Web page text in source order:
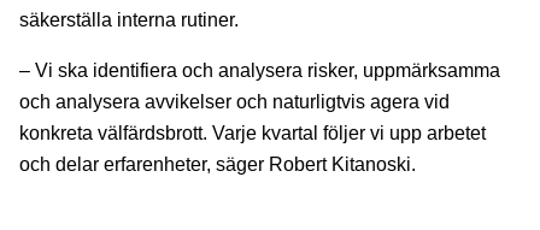
säkerställa interna rutiner.
– Vi ska identifiera och analysera risker, uppmärksamma
och analysera avvikelser och naturligtvis agera vid
konkreta välfärdsbrott. Varje kvartal följer vi upp arbetet
och delar erfarenheter, säger Robert Kitanoski.